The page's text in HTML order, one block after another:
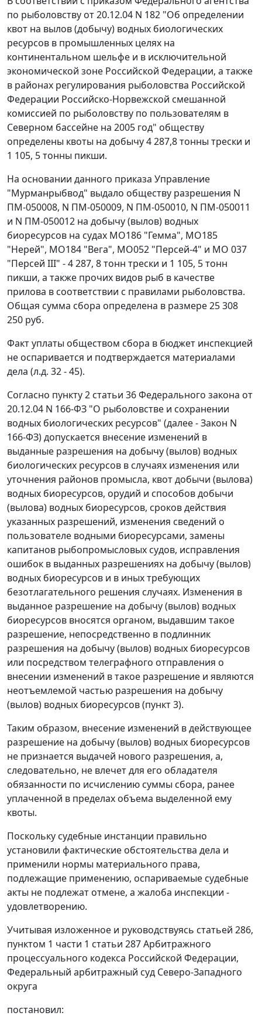
по рыболовству от 20.12.04 N 182 "Об определении
квот на вылов (добычу) водных биологических
ресурсов в промышленных целях на
континентальном шельфе и в исключительной
экономической зоне Российской Федерации, а также
в районах регулирования рыболовства Российской
Федерации Российско-Норвежской смешанной
комиссией по рыболовству по пользователям в
Северном бассейне на 2005 год" обществу
определены квоты на добычу 4 287,8 тонны трески и
1 105, 5 тонны пикши.
На основании данного приказа Управление
"Мурманрыбвод" выдало обществу разрешения N
ПМ-050008, N ПМ-050009, N ПМ-050010, N ПМ-050011
и N ПМ-050012 на добычу (вылов) водных
биоресурсов на судах МО186 "Гемма", МО185
"Нерей", МО184 "Вега", МО052 "Персей-4" и МО 037
"Персей III" - 4 287, 8 тонн трески и 1 105, 5 тонн
пикши, а также прочих видов рыб в качестве
прилова в соответствии с правилами рыболовства.
Общая сумма сбора определена в размере 25 308
250 руб.
Факт уплаты обществом сбора в бюджет инспекцией
не оспаривается и подтверждается материалами
дела (л.д. 32 - 45).
Согласно пункту 2 статьи 36Федерального закона от
20.12.04 N 166-ФЗ "О рыболовстве и сохранении
водных биологических ресурсов" (далее - Закон N
166-ФЗ) допускается внесение изменений в
выданные разрешения на добычу (вылов) водных
биологических ресурсов в случаях изменения или
уточнения районов промысла, квот добычи (вылова)
водных биоресурсов, орудий и способов добычи
(вылова) водных биоресурсов, сроков действия
указанных разрешений, изменения сведений о
пользователе водными биоресурсами, замены
капитанов рыбопромысловых судов, исправления
ошибок в выданных разрешениях на добычу (вылов)
водных биоресурсов и в иных требующих
безотлагательного решения случаях. Изменения в
выданное разрешение на добычу (вылов) водных
биоресурсов вносятся органом, выдавшим такое
разрешение, непосредственно в подлинник
разрешения на добычу (вылов) водных биоресурсов
или посредством телеграфного отправления о
внесении изменений в такое разрешение и являются
неотъемлемой частью разрешения на добычу
(вылов) водных биоресурсов (пункт 3).
Таким образом, внесение изменений в действующее
разрешение на добычу (вылов) водных биоресурсов
не признается выдачей нового разрешения, а,
следовательно, не влечет для его обладателя
обязанности по исчислению суммы сбора, ранее
уплаченной в пределах объема выделенной ему
квоты.
Поскольку судебные инстанции правильно
установили фактические обстоятельства дела и
применили нормы материального права,
подлежащие применению, оспариваемые судебные
акты не подлежат отмене, а жалоба инспекции -
удовлетворению.
Учитывая изложенное и руководствуясь статьей 286,
пунктом 1 части 1 статьи 287Арбитражного
процессуального кодекса Российской Федерации,
Федеральный арбитражный суд Северо-Западного
округа
постановил: